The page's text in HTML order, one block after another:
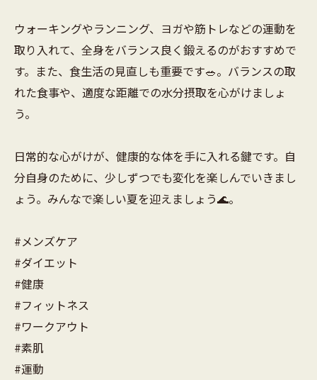
ウォーキングやランニング、ヨガや筋トレなどの運動を
取り入れて、全身をバランス良く鍛えるのがおすすめで
す。また、食生活の見直しも重要です🥗。バランスの取
れた食事や、適度な距離での水分摂取を心がけましょ
う。
日常的な心がけが、健康的な体を手に入れる鍵です。自
分自身のために、少しずつでも変化を楽しんでいきまし
ょう。みんなで楽しい夏を迎えましょう🌊。
#メンズケア
#ダイエット
#健康
#フィットネス
#ワークアウト
#素肌
#運動